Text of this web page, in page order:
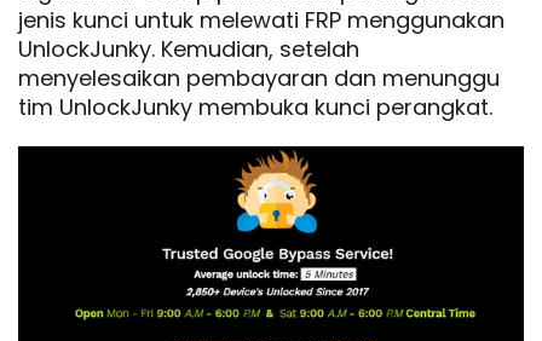
jenis kunci untuk melewati FRP menggunakan
UnlockJunky. Kemudian, setelah
menyelesaikan pembayaran dan menunggu
tim UnlockJunky membuka kunci perangkat.